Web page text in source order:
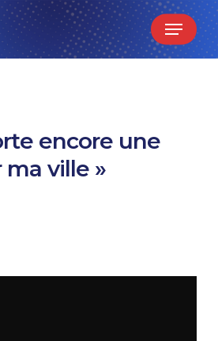
Menu
encore une
ville »